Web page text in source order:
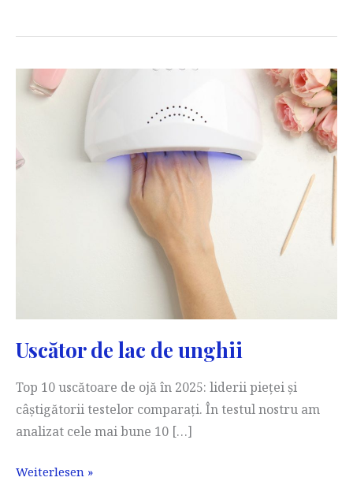
buze
Uscător de lac de unghii
Top 10 uscătoare de ojă în 2025: liderii pieței și
câștigătorii testelor comparați. În testul nostru am
analizat cele mai bune 10 […]
Uscător
Weiterlesen »